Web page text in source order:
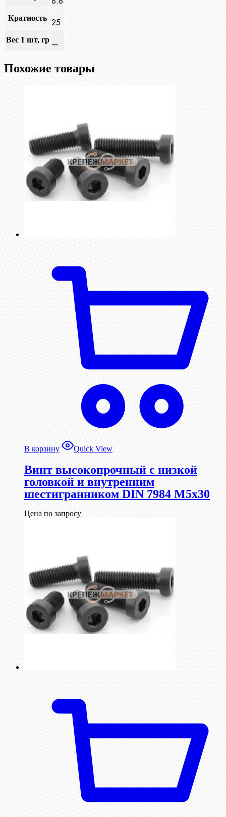
Кратность 25
Вес 1 шт, гр —
Похожие товары
В корзину Quick View
Винт высокопрочный с низкой
головкой и внутренним
шестигранником DIN 7984 М5х30
Цена по запросу